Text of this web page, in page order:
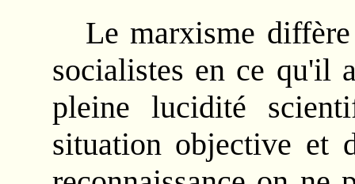
Le marxisme
socialistes en ce qu'il
pleine lucidité
situation objective et